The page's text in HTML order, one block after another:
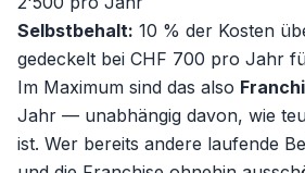
Selbstbehalt: 10 % der Kosten
gedeckelt bei CHF 700 pro Jahr
Im Maximum sind das also
Jahr — unabhängig davon, wie
ist. Wer bereits andere laufende